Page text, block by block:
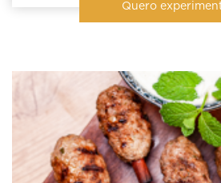
Quero